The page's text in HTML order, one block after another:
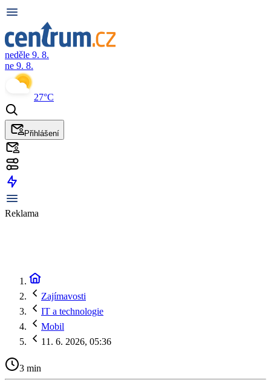
neděle 9. 8.
ne 9. 8.
27°C
Přihlášení
Reklama
Zajímavosti
IT a technologie
Mobil
11. 6. 2026, 05:36
3 min